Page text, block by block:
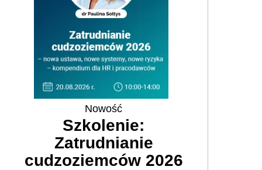
Nowość
Szkolenie:
Zatrudnianie
cudzoziemców 2026